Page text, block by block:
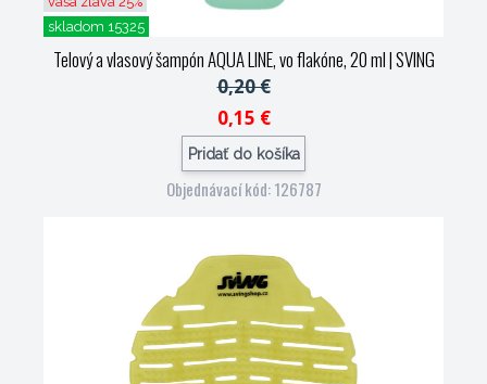
skladom 15325
Telový a vlasový šampón AQUA LINE, vo flakóne, 20 ml| SVING
0,20 €
0,15 €
Pridať do košíka
Objednávací kód: 126787